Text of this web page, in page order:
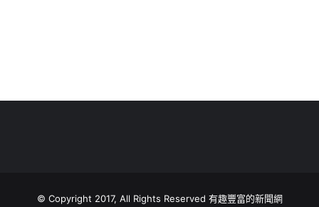
© Copyright 2017, All Rights Reserved 有趣豐富的新聞網